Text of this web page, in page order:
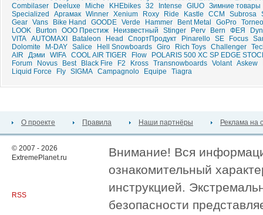
Combilaser
Deeluxe Miche KHEbikes 32 Intense GIUO Зимние товары
Specialized
Аргамак Winner Xenium Roxy Ride Kastle CCM Subrosa
Gear Vans Bike Hand GOODE Verde Hammer Bent Metal GoPro Torneo
LOOK
Burton ООО Престиж Неизвестный Stinger Perv Bern ФЕЯ
VITA AUTOMAXI Bataleon Head СпортПродукт Pinarello SE Focus
Dolomite
M-DAY Salice Hell Snowboards Giro Rich Toys Challenger
AIR
Дэми WIFA COOL AIR TIGER Flow
POLARIS 500 XC SP EDGE
Forum
Novus Best Black Fire F2 Kross Transnowboards Volant Askew
Liquid Force
Fly SIGMA Campagnolo Equipe Tiagra
О проекте Правила Наши партнёры Реклама на
© 2007 - 2026
ExtremePlanet.ru
RSS
Внимание! Вся
ознакомительный
инструкцией.
безопасности